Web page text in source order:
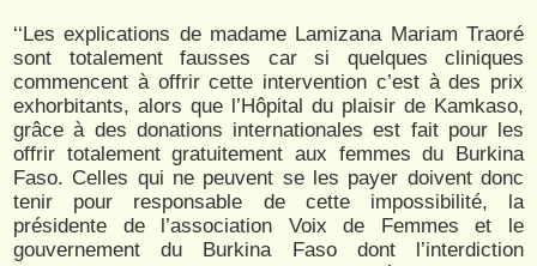
‘‘Les explications de madame Lamizana Mariam Traoré
sont totalement fausses car si quelques cliniques
commencent à offrir cette intervention c’est à des prix
exhorbitants, alors que l’Hôpital du plaisir de Kamkaso,
grâce à des donations internationales est fait pour les
offrir totalement gratuitement aux femmes du Burkina
Faso. Celles qui ne peuvent se les payer doivent donc
tenir pour responsable de cette impossibilité, la
présidente de l’association Voix de Femmes et le
gouvernement du Burkina Faso dont l’interdiction